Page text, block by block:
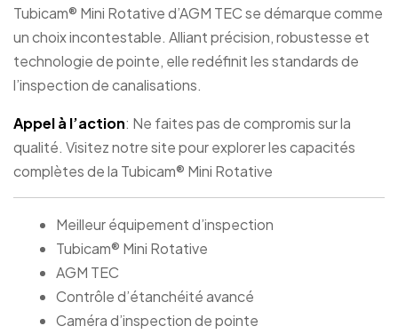
Tubicam® Mini Rotative d’AGM TEC se démarque comme
un choix incontestable. Alliant précision, robustesse et
technologie de pointe, elle redéfinit les standards de
l’inspection de canalisations.
Appel à l’action: Ne faites pas de compromis sur la
qualité. Visitez notre site pour explorer les capacités
complètes de la Tubicam® Mini Rotative
Meilleur équipement d’inspection
Tubicam® Mini Rotative
AGM TEC
Contrôle d’étanchéité avancé
Caméra d’inspection de pointe